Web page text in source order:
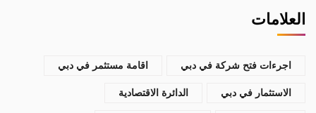
العلامات
اجرءات فتح شركة في دبي اقامة مستثمر في دبي
الاستثمار في دبي الدائرة الاقتصادية